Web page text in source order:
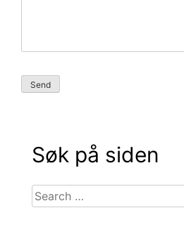
Søk på siden
Search
for: